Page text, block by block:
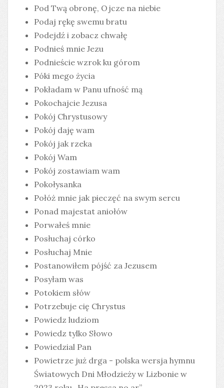
Pod Twą obronę, Ojcze na niebie
Podaj rękę swemu bratu
Podejdź i zobacz chwałę
Podnieś mnie Jezu
Podnieście wzrok ku górom
Póki mego życia
Pokładam w Panu ufność mą
Pokochajcie Jezusa
Pokój Chrystusowy
Pokój daję wam
Pokój jak rzeka
Pokój Wam
Pokój zostawiam wam
Pokołysanka
Połóż mnie jak pieczęć na swym sercu
Ponad majestat aniołów
Porwałeś mnie
Posłuchaj córko
Posłuchaj Mnie
Postanowiłem pójść za Jezusem
Posyłam was
Potokiem słów
Potrzebuje cię Chrystus
Powiedz ludziom
Powiedz tylko Słowo
Powiedzial Pan
Powietrze już drga - polska wersja hymnu
Światowych Dni Młodzieży w Lizbonie w